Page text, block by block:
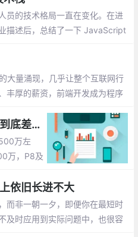
员的技术格局一直在变化。在进
描述后，总结了一下 JavaScript
大量涌现，几乎让整个互联网行
丰厚的薪资，前端开发成为程序
习资源短缺
你和阿里员工的技术水平到底差几个等级
万左
万，P8及
后已开始
依旧长进不大
而非一朝一夕，即便你在最短时
及时应用到实际问题中，也很容